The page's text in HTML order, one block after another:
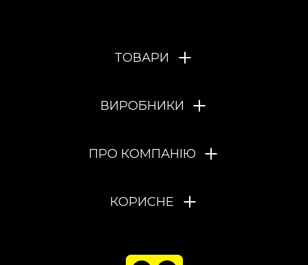
ТОВАРИ
ВИРОБНИКИ
ПРО КОМПАНІЮ
КОРИСНЕ